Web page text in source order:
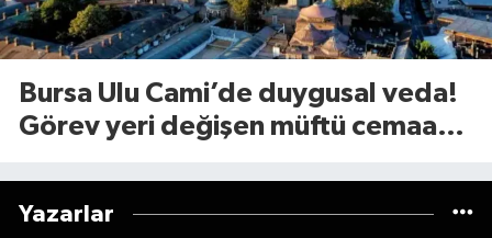
Bursa Ulu Cami’de duygusal veda!
Görev yeri değişen müftü cemaate
Yazarlar